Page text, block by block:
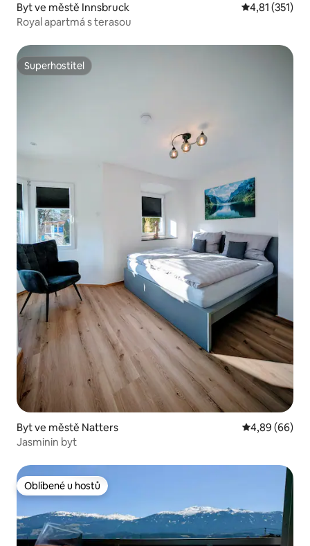
Byt ve městě Innsbruck Průměrné
4,81 (351)
Royal apartmá s terasou
Superhostitel
Superhostitel
Byt ve městě Natters Průměrné
4,89 (66)
Jasminin byt
Oblíbené u hostů
Oblíbené u hostů